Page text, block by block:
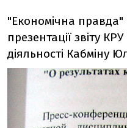
"Економічна правда"
презентації звіту
діяльності Кабміну